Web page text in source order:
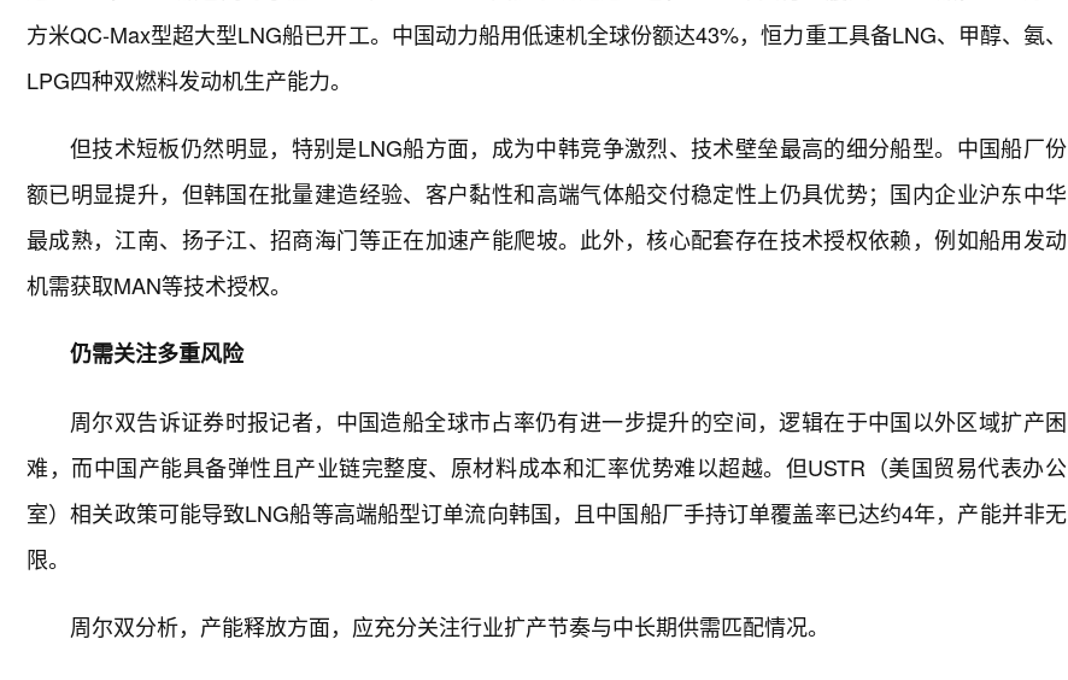
方米QC-Max型超大型LNG船已开工。中国动力船用低速机全球份额达43%，恒力重工具备LNG、甲醇、氨、
LPG四种双燃料发动机生产能力。
但技术短板仍然明显，特别是LNG船方面，成为中韩竞争激烈、技术壁垒最高的细分船型。中国船厂份
额已明显提升，但韩国在批量建造经验、客户黏性和高端气体船交付稳定性上仍具优势；国内企业沪东中华
最成熟，江南、扬子江、招商海门等正在加速产能爬坡。此外，核心配套存在技术授权依赖，例如船用发动
机需获取MAN等技术授权。
仍需关注多重风险
周尔双告诉证券时报记者，中国造船全球市占率仍有进一步提升的空间，逻辑在于中国以外区域扩产困
难，而中国产能具备弹性且产业链完整度、原材料成本和汇率优势难以超越。但USTR（美国贸易代表办公
室）相关政策可能导致LNG船等高端船型订单流向韩国，且中国船厂手持订单覆盖率已达约4年，产能并非无
限。
周尔双分析，产能释放方面，应充分关注行业扩产节奏与中长期供需匹配情况。